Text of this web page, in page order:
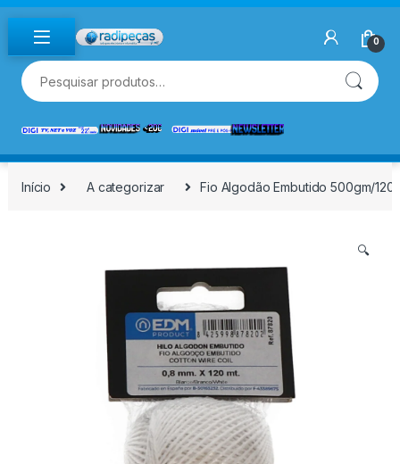
Skip to navigation
Skip to content
0
Pesquisar por:
Início A categorizar Fio Algodão Embutido 500gm/
🔍